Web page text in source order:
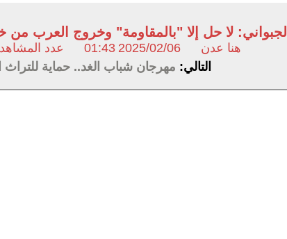
الجبواني: لا حل إلا "بالمقاومة" وخروج
هنا عدن 2025/02/06
01:43 عدد المشاهدات :
التالي: مهرجان شباب الغد.. حماية